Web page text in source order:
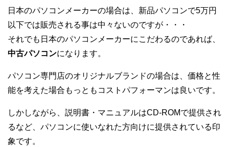
日本のパソコンメーカーの場合は、新品パソコンで5万円
以下では販売される事は中々ないのですが・・・
それでも日本のパソコンメーカーにこだわるのであれば、
中古パソコンになります。
パソコン専門店のオリジナルブランドの場合は、価格と性
能を考えた場合もっともコストパフォーマンは良いです。
しかしながら、説明書・マニュアルはCD-ROMで提供され
るなど、パソコンに使いなれた方向けに提供されている印
象です。